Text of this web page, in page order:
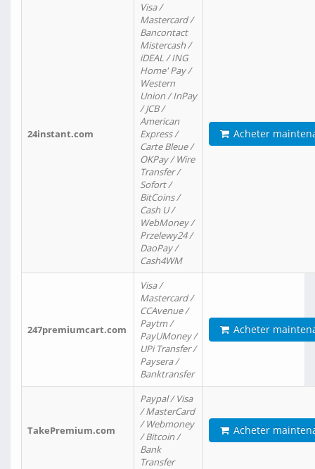
24instant.com
Visa /
Mastercard /
Bancontact
Mistercash /
iDEAL / ING
Home' Pay /
Western
Union / InPay
/ JCB /
American
Express /
Carte Bleue /
OKPay / Wire
Transfer /
Sofort /
BitCoins /
Cash U /
WebMoney /
Przelewy24 /
DaoPay /
Cash4WM
Acheter
247premiumcart.com
Visa /
Mastercard /
CCAvenue /
Paytm /
PayUMoney /
UPi Transfer /
Paysera /
Banktransfer
Acheter
TakePremium.com
Paypal / Visa
/ MasterCard
/ Webmoney
/ Bitcoin /
Bank
Transfer
Acheter